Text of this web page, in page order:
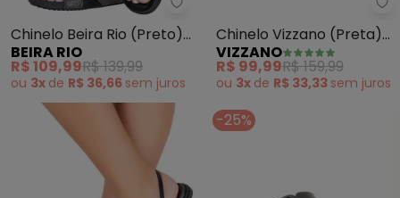
Beira Rio - Chinelo Beira Rio
Chinelo Beira Rio (Preto)
em Sintético
BEIRA RIO
R$ 109,99R$ 139,99
ou 3x de R$ 36,66 sem juros
Chinelo Vizzano (Preta)
em Sintético
VIZZANO
R$ 99,99R$ 159,99
ou 3x de R$ 33,33 sem juros
-25%